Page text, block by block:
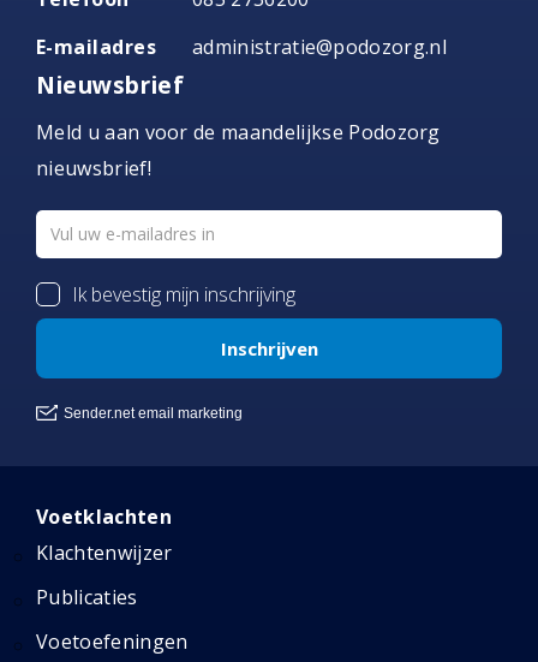
E-mailadres
administratie@podozorg.nl
Nieuwsbrief
Meld u aan voor de maandelijkse Podozorg
nieuwsbrief!
Voetklachten
Klachtenwijzer
Publicaties
Voetoefeningen